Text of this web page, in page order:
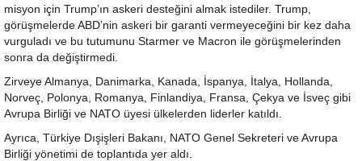
misyon için Trump’ın askeri desteğini almak istediler. Trump,
görüşmelerde ABD’nin askeri bir garanti vermeyeceğini bir kez daha
vurguladı ve bu tutumunu Starmer ve Macron ile görüşmelerinden
sonra da değiştirmedi.
Zirveye Almanya, Danimarka, Kanada, İspanya, İtalya, Hollanda,
Norveç, Polonya, Romanya, Finlandiya, Fransa, Çekya ve İsveç gibi
Avrupa Birliği ve NATO üyesi ülkelerden liderler katıldı.
Ayrıca, Türkiye Dışişleri Bakanı, NATO Genel Sekreteri ve Avrupa
Birliği yönetimi de toplantıda yer aldı.